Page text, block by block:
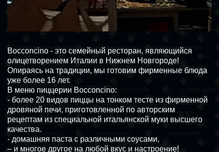
Bocconcino - это семейный ресторан, являющийся
олицетворением Италии в Нижнем Новгороде!
Опираясь на традиции, мы готовим фирменные блюда
уже более 16 лет.
В меню пиццерии Bocconcino:
- более 20 видов пиццы на тонком тесте из фирменной
дровяной печи, приготовленной по авторским
рецептам из специальной итальянской муки высшего
качества.
- домашняя паста с различными соусами,
– и многое другое на любой вкус и настроение!